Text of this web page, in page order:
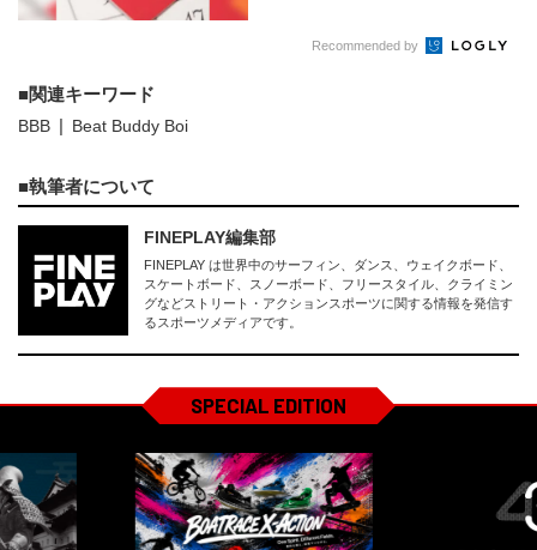
Recommended by
関連キーワード
BBB Beat Buddy Boi
執筆者について
FINEPLAY編集部
FINEPLAY は世界中のサーフィン、ダンス、ウェイクボード、
スケートボード、スノーボード、フリースタイル、クライミン
グなどストリート・アクションスポーツに関する情報を発信す
るスポーツメディアです。
SPECIAL EDITION